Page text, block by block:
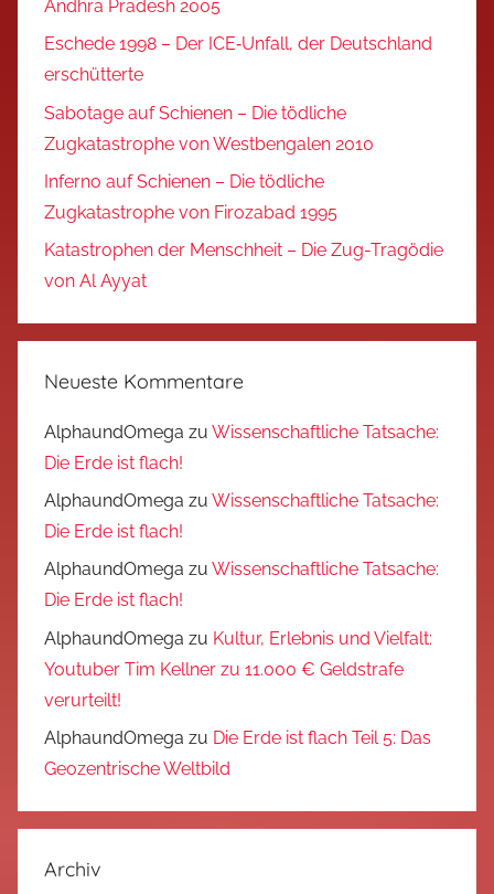
Andhra Pradesh 2005
Eschede 1998 – Der ICE‑Unfall, der Deutschland
erschütterte
Sabotage auf Schienen – Die tödliche
Zugkatastrophe von Westbengalen 2010
Inferno auf Schienen – Die tödliche
Zugkatastrophe von Firozabad 1995
Katastrophen der Menschheit – Die Zug-Tragödie
von Al Ayyat
Neueste Kommentare
AlphaundOmega zu Wissenschaftliche Tatsache:
Die Erde ist flach!
AlphaundOmega zu Wissenschaftliche Tatsache:
Die Erde ist flach!
AlphaundOmega zu Wissenschaftliche Tatsache:
Die Erde ist flach!
AlphaundOmega zu Kultur, Erlebnis und Vielfalt:
Youtuber Tim Kellner zu 11.000 € Geldstrafe
verurteilt!
AlphaundOmega zu Die Erde ist flach Teil 5: Das
Geozentrische Weltbild
Archiv